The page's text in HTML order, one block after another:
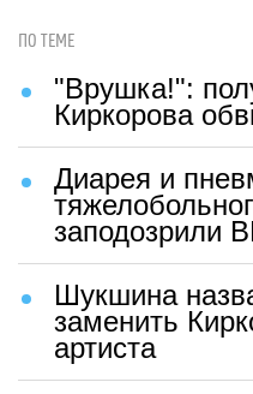
ПО ТЕМЕ
"Врушка!":
Киркорова
Диарея и
заподозрили
Шукшина
заменить
артиста